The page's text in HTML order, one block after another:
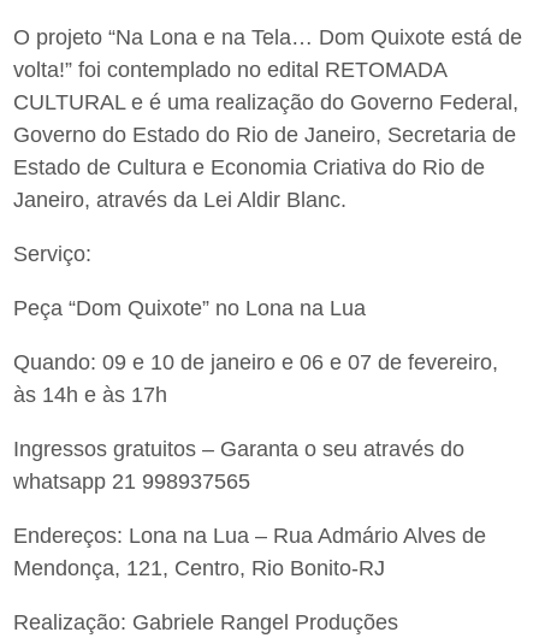
O projeto “Na Lona e na Tela… Dom Quixote está de
volta!” foi contemplado no edital RETOMADA
CULTURAL e é uma realização do Governo Federal,
Governo do Estado do Rio de Janeiro, Secretaria de
Estado de Cultura e Economia Criativa do Rio de
Janeiro, através da Lei Aldir Blanc.
Serviço:
Peça “Dom Quixote” no Lona na Lua
Quando: 09 e 10 de janeiro e 06 e 07 de fevereiro,
às 14h e às 17h
Ingressos gratuitos – Garanta o seu através do
whatsapp 21 998937565
Endereços: Lona na Lua – Rua Admário Alves de
Mendonça, 121, Centro, Rio Bonito-RJ
Realização: Gabriele Rangel Produções